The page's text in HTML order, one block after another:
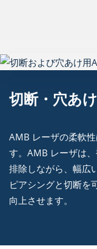
切断・穴あ
AMB レーザの柔軟
す。AMB レーザは
排除しながら、幅広
ピアシングと切断を
向上させます。